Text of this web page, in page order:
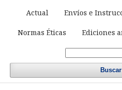
Actual Envíos e
Normas Éticas Ediciones
Buscar